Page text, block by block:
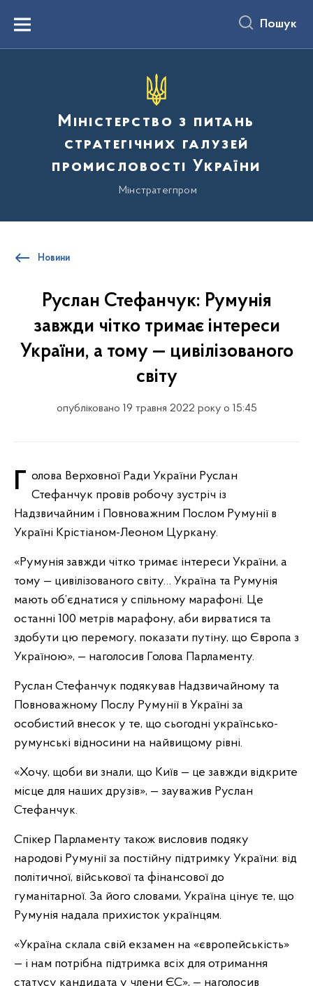
вмістуMenu Пошук
Міністерство з питань
стратегічних галузей
промисловості України
Мінстратегпром
Новини
Руслан Стефанчук: Румунія
завжди чітко тримає інтереси
України, а тому — цивілізованого
світу
опубліковано 19 травня 2022 року о 15:45
Голова Верховної Ради України Руслан Стефанчук провів робочу зустріч із
Надзвичайним і Повноважним Послом Румунії в
Україні Крістіаном-Леоном Цуркану.
«Румунія завжди чітко тримає інтереси України, а
тому — цивілізованого світу… Україна та Румунія
мають об’єднатися у спільному марафоні. Це
останні 100 метрів марафону, аби вирватися та
здобути цю перемогу, показати путіну, що Європа з
Україною», — наголосив Голова Парламенту.
Руслан Стефанчук подякував Надзвичайному та
Повноважному Послу Румунії в Україні за
особистий внесок у те, що сьогодні українсько-
румунські відносини на найвищому рівні.
«Хочу, щоби ви знали, що Київ — це завжди відкрите
місце для наших друзів», — зауважив Руслан
Стефанчук.
Спікер Парламенту також висловив подяку
народові Румунії за постійну підтримку України: від
політичної, військової та фінансової до
гуманітарної. За його словами, Україна цінує те, що
Румунія надала прихисток українцям.
«Україна склала свій екзамен на «європейськість»
— і нам потрібна підтримка всіх для отримання
статусу кандидата у члени ЄС», — наголосив